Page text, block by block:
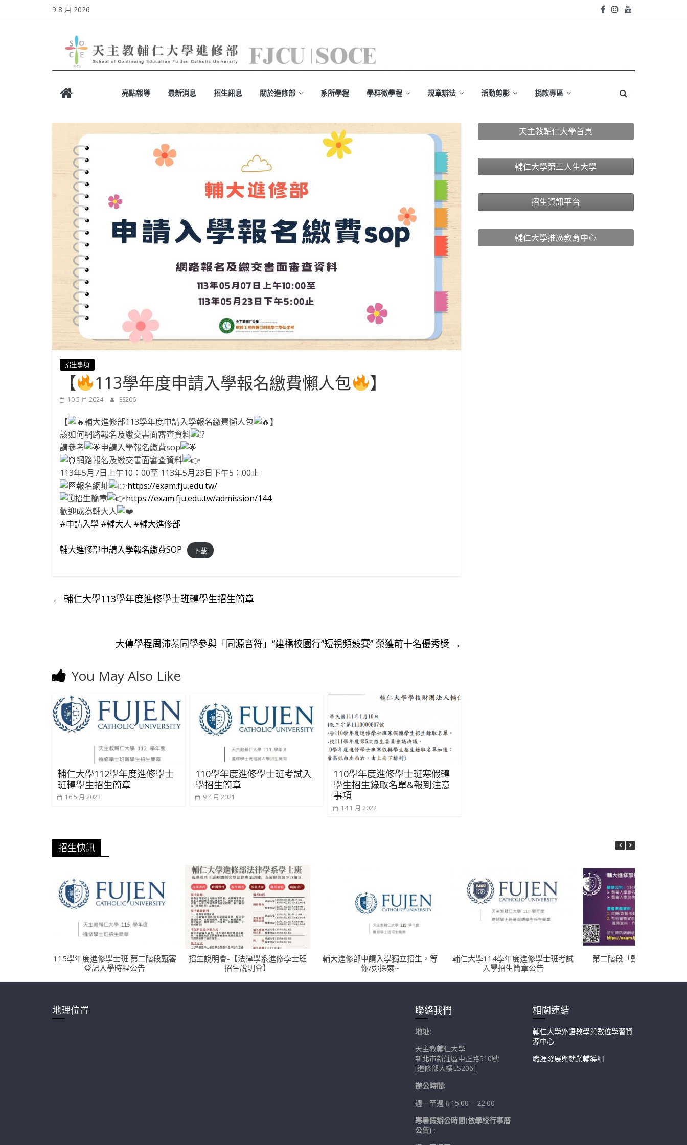
9 8 月 2026
天
教
輔
仁
大
學-
進
修
部
官
方
網
站
亮點報導 最新消息 招生訊息 關於進修部 系所學程 學群微學程 規章辦法 活動剪影 捐款專區
招生事項
【 113學年度申請入學報名繳費懶人包 】
10 5 月 2024 ES206
【 輔大進修部113學年度申請入學報名繳費懶人包
】
該如何網路報名及繳交書面審查資料
請參考
申請入學報名繳費sop
網路報名及繳交書面審查資料
113年5月7日上午10：00至 113年5月23日下午5：00止
報名網址
https://exam.fju.edu.tw/
招生簡章
https://exam.fju.edu.tw/admission/144
歡迎成為輔大人
#申請入學 #輔大人 #輔大進修部
輔大進修部申請入學報名繳費SOP 下載
← 輔仁大學113學年度進修學士班轉學生招生簡章
大傳學程周沛蓁同學參與「同源音符」“建橋校園行”短視頻競賽” 榮獲前十名優秀獎 →
You May Also Like
輔仁大學112學年度進修學士
班轉學生招生簡章
16 5 月 2023
110學年度進修學士班考試入
學招生簡章
9 4 月 2021
110學年度進修學士班寒假轉
學生招生錄取名單&報到注意
事項
14 1 月 2022
天主教輔仁大學首頁
輔仁大學第三人生大學
招生資訊平台
輔仁大學推廣教育中心
招生快訊
115學年度進修學士班 第二階段甄審
登記入學時程公告
招生說明會-【法律學系進修學士班
招生說明會】
輔大進修部申請入學獨立招生，等
你/妳探索~
輔仁大學114學年度進修學士班考試
入學招生簡章公告
第二階段「甄審登記」招生
地理位置 聯絡我們
地址:
天主教輔仁大學
新北市新莊區中正路510號
[進修部大樓ES206]
辦公時間:
週一至週五15:00 – 22:00
寒暑假辦公時間(依學校行事曆
公告) :
相關連結
輔仁大學外語教學與數位學習資
源中心
職涯發展與就業輔導組